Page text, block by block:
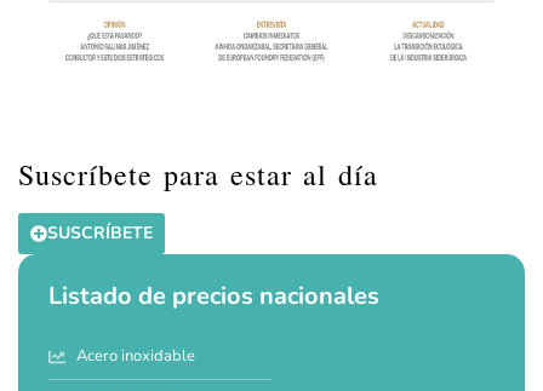
Suscríbete para estar al día
SUSCRÍBETE
Listado de precios nacionales
Acero inoxidable